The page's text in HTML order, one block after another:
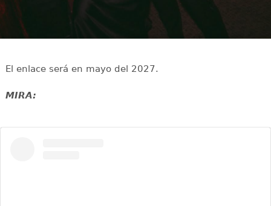
El enlace será en mayo del 2027.
MIRA: